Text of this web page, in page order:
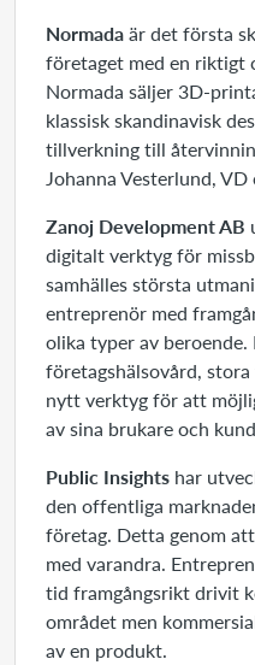
Normadaär det första
företaget med en riktigt
Normada säljer 3D-
klassisk skandinavisk
tillverkning till
Johanna Vesterlund,
Zanoj Development AB
digitalt verktyg för
samhälles största
entreprenör med
olika typer av beroende.
företagshälsovård,
nytt verktyg för att
av sina brukare och
Public Insights har
den offentliga
företag. Detta genom
med varandra.
tid framgångsrikt drivit
området men
av en produkt.